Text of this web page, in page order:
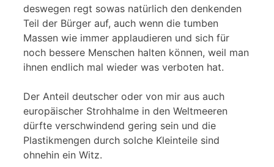
deswegen regt sowas natürlich den denkenden
Teil der Bürger auf, auch wenn die tumben
Massen wie immer applaudieren und sich für
noch bessere Menschen halten können, weil man
ihnen endlich mal wieder was verboten hat.
Der Anteil deutscher oder von mir aus auch
europäischer Strohhalme in den Weltmeeren
dürfte verschwindend gering sein und die
Plastikmengen durch solche Kleinteile sind
ohnehin ein Witz.